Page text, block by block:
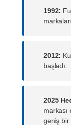
1992:
2012:
başladı.
2025
markası
geniş bir